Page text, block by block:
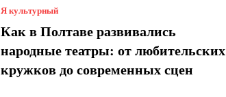
Я культурный
Как в Полтаве развивались
народные театры: от любительских
кружков до современных сцен